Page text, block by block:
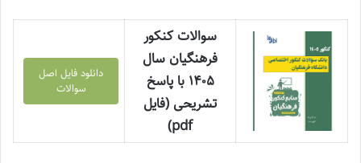
سوالات کنکور
فرهنگیان سال
۱۴۰۵ با پاسخ
تشریحی (فایل
pdf)
دانلود فایل اصل
سوالات